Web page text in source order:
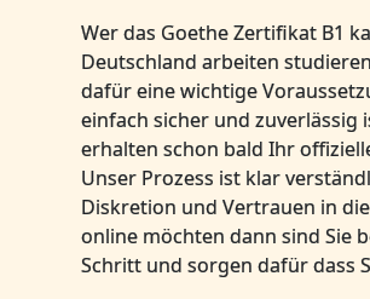
Wer das Goethe Zertifikat B1
Deutschland arbeiten
dafür eine wichtige
einfach sicher und zuverlässig
erhalten schon bald Ihr
Unser Prozess ist klar
Diskretion und Vertrauen in
online möchten dann sind Sie
Schritt und sorgen dafür dass